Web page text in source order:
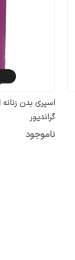
گراندیور
ناموجود